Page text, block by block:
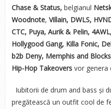
Chase & Status, belgianul
Woodnote, Villain, DWLS,
CTC, Puya, Aurik & Pelin,
Hollygood Gang, Killa Fonic,
b2b Deny, Memphis and
Hip-Hop Takeoversvor genera
Iubitorii de drum and bass și
pregătească un outfit cool de